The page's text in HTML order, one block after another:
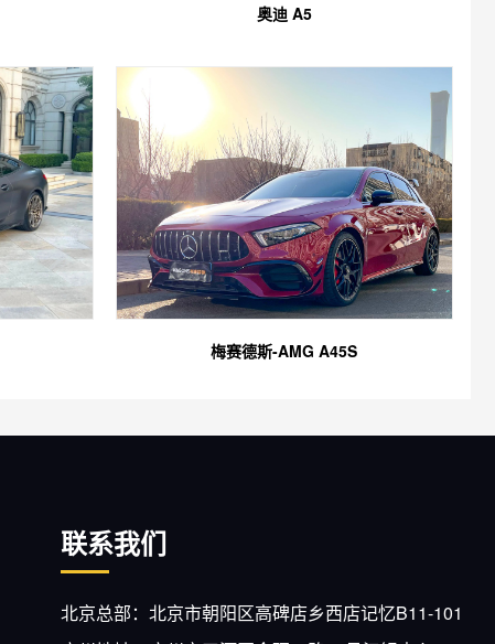
奥迪 A5
梅赛德斯-AMG A45S
联系我们
北京总部：北京市朝阳区高碑店乡西店记忆B11-101